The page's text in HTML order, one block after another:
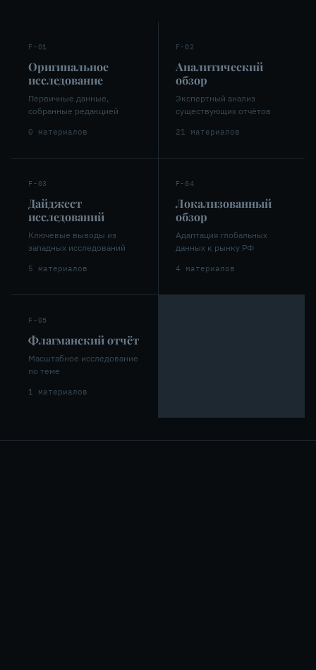
F-01
Оригинальное
исследование
Первичные данные,
собранные редакцией
0 материалов
F-02
Аналитический
обзор
Экспертный анализ
существующих отчётов
21 материалов
F-03
Дайджест
исследований
Ключевые выводы из
западных исследований
5 материалов
F-04
Локализованный
обзор
Адаптация глобальных
данных к рынку РФ
4 материалов
F-05
Флагманский отчёт
Масштабное исследование
по теме
1 материалов